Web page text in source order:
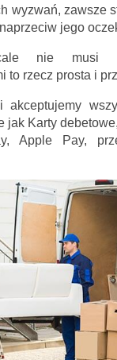
wyzwań, zawsze
jego
nie musi
to rzecz prosta i
akceptujemy
jak Karty
Apple Pay,